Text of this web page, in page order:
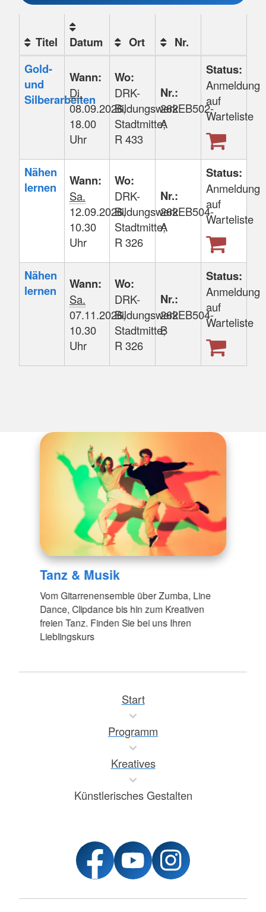
Kursübersicht.
Tabellenüberschriften
können
Titel Datum Ort
Nr.
Gold-
und
Silberarbeiten
Wann:
Di.
08.09.2026,
18.00
Uhr
Wo:
DRK-
Bildungswerk
Stadtmitte;
R 433
Nr.:
262EB502-
A
Status:
Anmeldung
auf
Warteliste
Nähen
lernen
Wann:
Sa.
12.09.2026,
10.30
Uhr
Wo:
DRK-
Bildungswerk
Stadtmitte;
R 326
Nr.:
262EB504-
A
Status:
Anmeldung
auf
Warteliste
Nähen
lernen
Wann:
Sa.
07.11.2026,
10.30
Uhr
Wo:
DRK-
Bildungswerk
Stadtmitte;
R 326
Nr.:
262EB504-
B
Status:
Anmeldung
auf
Warteliste
Tanz & Musik
Vom Gitarrenensemble über Zumba, Line
Dance, Clipdance bis hin zum Kreativen
freien Tanz. Finden Sie bei uns Ihren
Lieblingskurs
Start
Programm
Kreatives
Künstlerisches Gestalten